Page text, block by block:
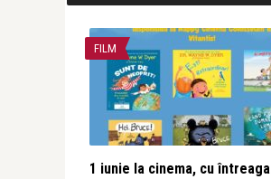
FILM
1 iunie la cinema, cu întreaga